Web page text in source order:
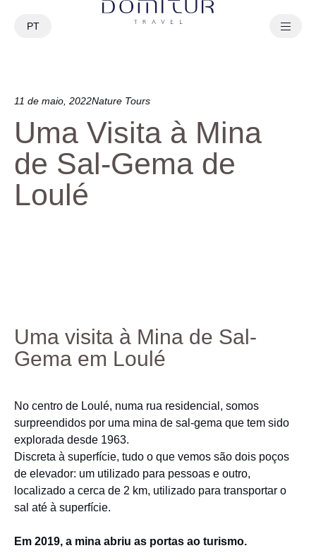
PT
11 de maio, 2022Nature Tours
Uma Visita à Mina
de Sal-Gema de
Loulé
Uma visita à Mina de Sal-
Gema em Loulé
No centro de Loulé, numa rua residencial, somos
surpreendidos por uma mina de sal-gema que tem sido
explorada desde 1963.
Discreta à superfície, tudo o que vemos são dois poços
de elevador: um utilizado para pessoas e outro,
localizado a cerca de 2 km, utilizado para transportar o
sal até à superfície.
Em 2019, a mina abriu as portas ao turismo.